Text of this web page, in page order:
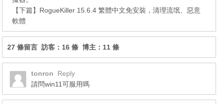
【下篇】 RogueKiller 15.6.4 繁體中文免安裝，清理流氓、惡意
軟體
27 條留言 訪客：16 條 博主：11 條
tonron
Reply
請問win11可服用嗎